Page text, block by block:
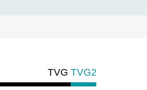
TVG TVG2